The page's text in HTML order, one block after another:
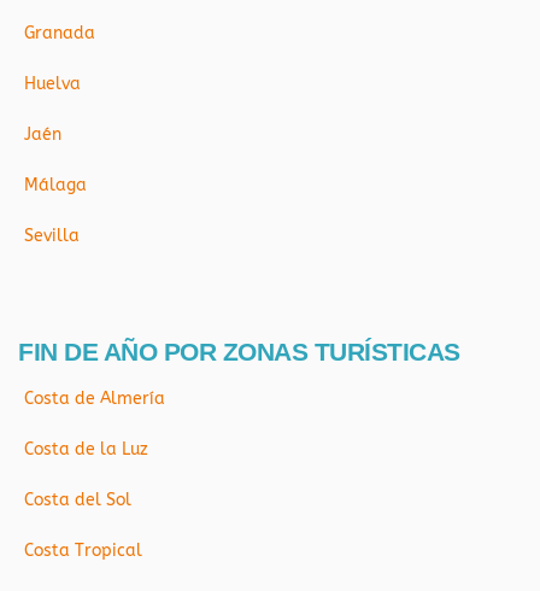
Granada
Huelva
Jaén
Málaga
Sevilla
FIN DE AÑO POR ZONAS TURÍSTICAS
Costa de Almería
Costa de la Luz
Costa del Sol
Costa Tropical